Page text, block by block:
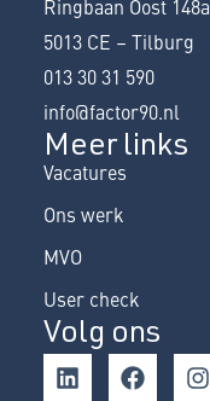
Ringbaan Oost 148a
5013 CE – Tilburg
013 30 31 590
info@factor90.nl
Meer links
Vacatures
Ons werk
MVO
User check
Volg ons